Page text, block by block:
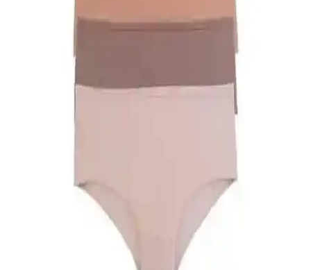
ELF PRIVE Premium Düz Pamuk Penye Şal
Turkuaz Renk ile Şıklık ve Konfor Bir Arada
Yüksek kaliteli pamuk yapısı ve canlı turkuaz rengiyle ELF PRIVE
şal, şıklık ve rahatlığı bir arada sunar. Hafif ve kolay şekil alabilen
Nanak Yeşil Likralı Kaymayan Bone: Rahat ve
Nanak Yeşil Likralı Kaymayan Bone, esnek yapısı ve geniş silikon
bantlarıyla güvenli ve rahat kullanım sağlar. Günlük şıklık ve
pratiklik sunar, uzun süre sabit kalır ve estetik görünüm sağlar.
Rengamoda Kadın Pileli Etekli Kuşaklı Krep
Kumaş Elbise Günlük ve Şık Kullanım İçin
Rengamoda'nın krep kumaş ile tasarladığı, pileli ve kuşak detaylı